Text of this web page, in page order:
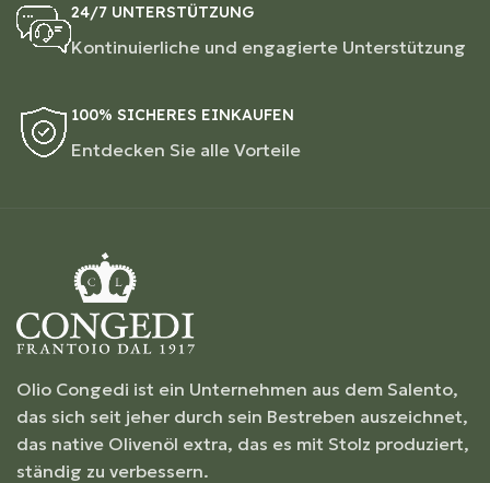
24/7 UNTERSTÜTZUNG
Kontinuierliche und engagierte Unterstützung
100% SICHERES EINKAUFEN
Entdecken Sie alle Vorteile
Olio Congedi ist ein Unternehmen aus dem Salento,
das sich seit jeher durch sein Bestreben auszeichnet,
das native Olivenöl extra, das es mit Stolz produziert,
ständig zu verbessern.